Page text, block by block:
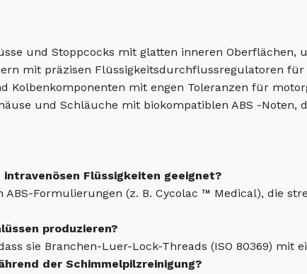
und Stoppcocks mit glatten inneren
mit präzisen Flüssigkeitsdurchflussregulatoren für
Kolbenkomponenten mit engen Toleranzen für
und Schläuche mit biokompatiblen ABS -
Flüssigkeiten geeignet?
ABS-Formulierungen (z. B. Cycolac ™ Medical), die
produzieren?
sie Branchen-Luer-Lock-Threads (ISO 80369) mit
der Schimmelpilzreinigung?